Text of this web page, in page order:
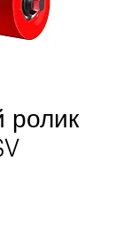
ролик